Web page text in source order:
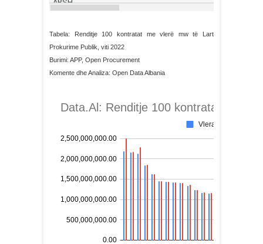
Tabela: Renditje 100 kontratat me vlerë mw të Lart
Prokurime Publik, viti 2022
Burimi: APP, Open Procurement
Komente dhe Analiza: Open Data Albania